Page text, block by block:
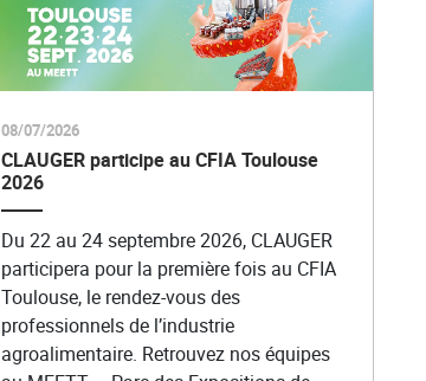
08/07/2026
CLAUGER participe au CFIA Toulouse
2026
Du 22 au 24 septembre 2026, CLAUGER
participera pour la première fois au CFIA
Toulouse, le rendez-vous des
professionnels de l’industrie
agroalimentaire. Retrouvez nos équipes